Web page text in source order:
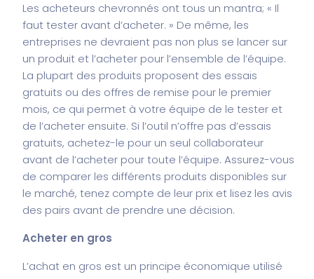
Les acheteurs chevronnés ont tous un mantra; « Il
faut tester avant d’acheter. » De même, les
entreprises ne devraient pas non plus se lancer sur
un produit et l’acheter pour l’ensemble de l’équipe.
La plupart des produits proposent des essais
gratuits ou des offres de remise pour le premier
mois, ce qui permet à votre équipe de le tester et
de l’acheter ensuite. Si l’outil n’offre pas d’essais
gratuits, achetez-le pour un seul collaborateur
avant de l’acheter pour toute l’équipe. Assurez-vous
de comparer les différents produits disponibles sur
le marché, tenez compte de leur prix et lisez les avis
des pairs avant de prendre une décision.
Acheter en gros
L’achat en gros est un principe économique utilisé